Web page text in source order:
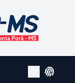
de Ponta
AlterarLogin